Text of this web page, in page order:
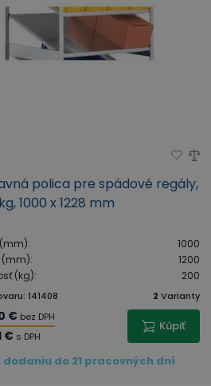
polica pre spádové regály,
1000 x 1228 mm
:
1000
(mm):
1200
(kg): 200
: 141408 2 Varianty
€ bez DPH
€ s DPH
Kúpiť
dodaniu do 21 pracovných dní